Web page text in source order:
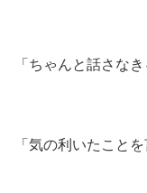
「ちゃんと話さなき
「気の利いたことを